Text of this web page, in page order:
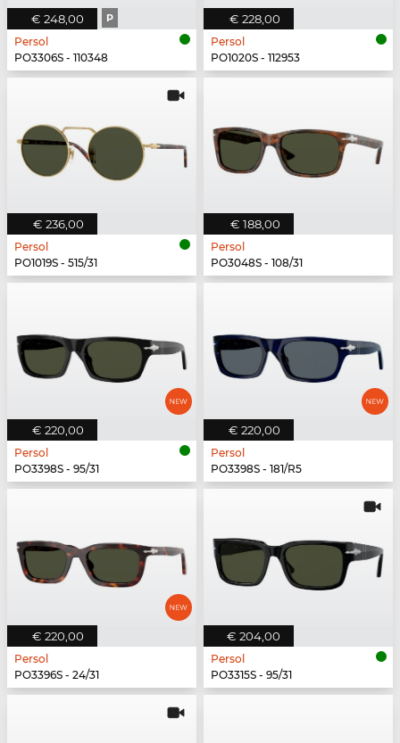
€ 248,00 P
Persol
PO3306S - 110348
€ 228,00
Persol
PO1020S - 112953
€ 236,00
Persol
PO1019S - 515/31
€ 188,00
Persol
PO3048S - 108/31
€ 220,00
Persol
PO3398S - 95/31
€ 220,00
Persol
PO3398S - 181/R5
€ 220,00
Persol
PO3396S - 24/31
€ 204,00
Persol
PO3315S - 95/31